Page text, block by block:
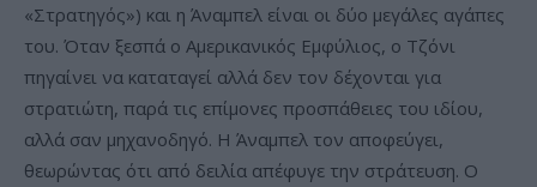
«Στρατηγός») και η Άναμπελ είναι οι δύο μεγάλες αγάπες
του. Όταν ξεσπά ο Αμερικανικός Εμφύλιος, ο Τζόνι
πηγαίνει να καταταγεί αλλά δεν τον δέχονται για
στρατιώτη, παρά τις επίμονες προσπάθειες του ιδίου,
αλλά σαν μηχανοδηγό. Η Άναμπελ τον αποφεύγει,
θεωρώντας ότι από δειλία απέφυγε την στράτευση. Ο